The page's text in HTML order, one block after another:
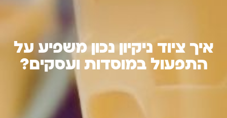
איך ציוד ניקיון נכון משפיע על
התפעול במוסדות ועסקים?